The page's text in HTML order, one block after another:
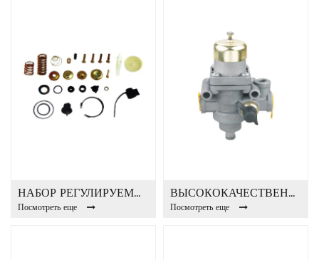
НАБОР РЕГУЛИРУЕМОГО КЛАПАНА РАЗГРУЗОЧНОГО КЛАПАНА ДЛЯ ПРЯМЫХ ПРОДАЖ FA3001K
Посмотреть еще
ВЫСОКОКАЧЕСТВЕННЫЙ И ПРОЧНЫЙ РАЗГРУЗОЧНЫЙ КЛАПАН FA3002
Посмотреть еще